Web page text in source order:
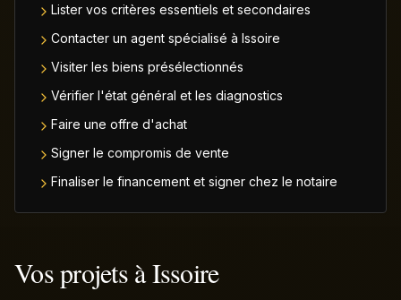
Lister vos critères essentiels et secondaires
Contacter un agent spécialisé à Issoire
Visiter les biens présélectionnés
Vérifier l'état général et les diagnostics
Faire une offre d'achat
Signer le compromis de vente
Finaliser le financement et signer chez le notaire
Vos projets àIssoire